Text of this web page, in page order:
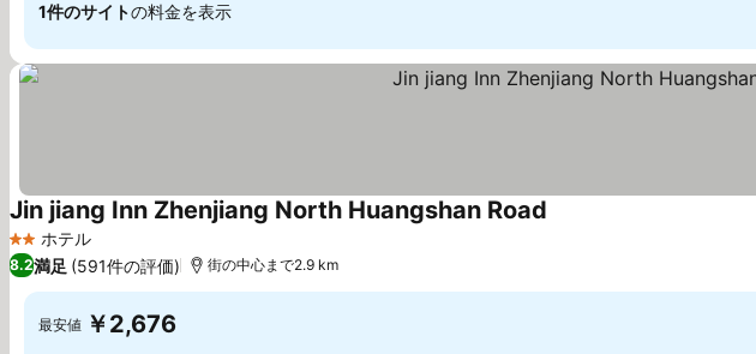
1件のサイトの料金を表示
2 ホテルのランク
ホテル
Jin jiang Inn Zhenjiang North Huangshan Road
8.2満足 (591件の評価) 街の中心まで2.9 km
最安値 ￥2,676